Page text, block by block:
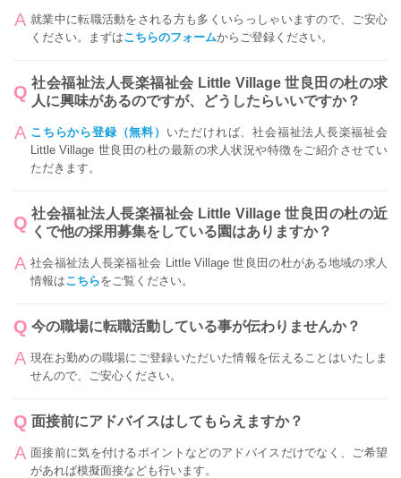
就業中に転職活動をされる方も多くいらっしゃいますので、ご安心
ください。まずはこちらのフォームからご登録ください。
社会福祉法人長楽福祉会 Little Village 世良田の杜の求
人に興味があるのですが、どうしたらいいですか？
こちらから登録（無料） いただければ、社会福祉法人長楽福祉会
Little Village 世良田の杜の最新の求人状況や特徴をご紹介させてい
ただきます。
社会福祉法人長楽福祉会 Little Village 世良田の杜の近
くで他の採用募集をしている園はありますか？
社会福祉法人長楽福祉会 Little Village 世良田の杜がある地域の求人
情報はこちらをご覧ください。
今の職場に転職活動している事が伝わりませんか？
現在お勤めの職場にご登録いただいた情報を伝えることはいたしま
せんので、ご安心ください。
面接前にアドバイスはしてもらえますか？
面接前に気を付けるポイントなどのアドバイスだけでなく、ご希望
があれば模擬面接なども行います。